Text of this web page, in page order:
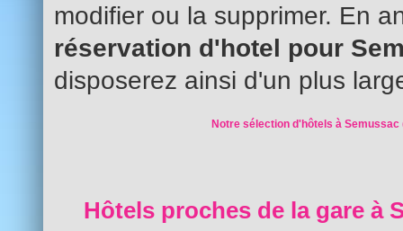
modifier ou la supprimer. En
réservation d'hotel pour
disposerez ainsi d'un plus
Notre sélection d'hôtels à Semussac
Hôtels proches de la gare à